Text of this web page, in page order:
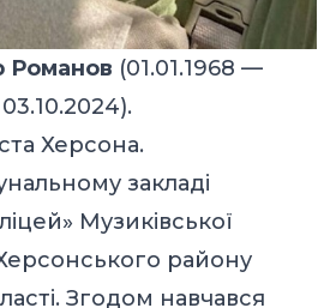
Романов (01.01.1968 —
03.10.2024).
Херсона.
закладі
Музиківської
району
Згодом навчався